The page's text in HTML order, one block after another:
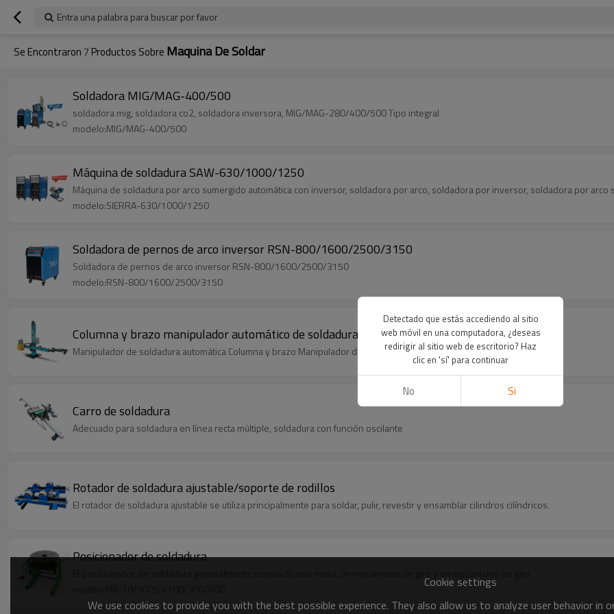
Entra una palabra para buscar por favor
Se Encontraron 7 Productos Sobre Maquina De Soldar
Soldadora MIG/MAG-400/500
soldadora mig, soldadora co2, soldadora inversora, MIG/MAG-280/400/500 Tipo integral
modelo:MIG/MAG-400/500
Máquina de soldadura SAW-630/1000/1250
Máquina de soldadura por arco sumergido automática con inversor, soldadora por arco, soldadora por inversor, soldadora por arco
modelo:SIERRA-630/1000/1250
Soldadora de pernos de arco inversor RSN-800/1600/2500/3150
Soldadora de pernos de arco inversor RSN-800/1600/2500/3150
modelo:RSN-800/1600/2500/3150
Columna y brazo manipulador automático de soldadura
Manipulador de soldadura automática Columna y brazo Manipulador de soldadura, columna de soldadura y brazo
Carro de soldadura
Adecuado para soldadura en línea recta múltiple, soldadura con función oscilante
Rotador de soldadura ajustable/soporte de rodillos
El rotador de soldadura ajustable se utiliza principalmente para soldar, pulir, revestir y ensamblar cilindros cilíndricos.
Posicionador de soldadura
Cookie settings
We use cookies to provide you with the best possible experience. They also allow us to analyze user behavior
Detectado que estás accediendo al sitio
web móvil en una computadora, ¿deseas
redirigir al sitio web de escritorio? Haz
clic en 'sí' para continuar
No Si